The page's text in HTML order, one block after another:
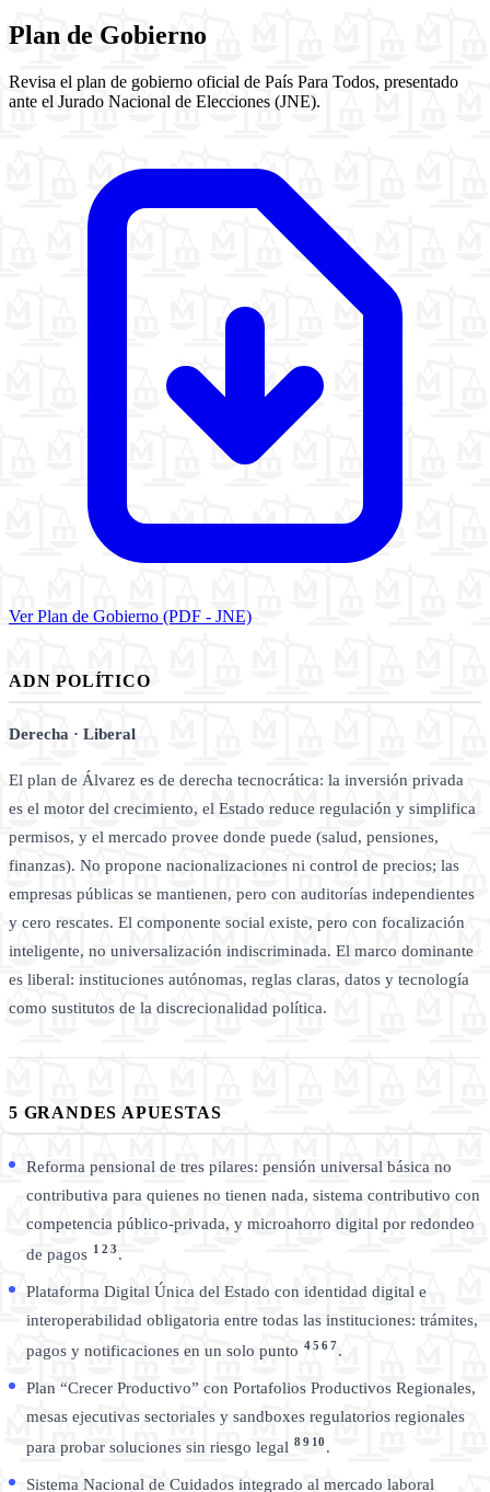
Plan de Gobierno
Revisa el plan de gobierno oficial de País Para Todos, presentado
ante el Jurado Nacional de Elecciones (JNE).
Ver Plan de Gobierno (PDF - JNE)
ADN POLÍTICO
Derecha · Liberal
El plan de Álvarez es de derecha tecnocrática: la inversión privada
es el motor del crecimiento, el Estado reduce regulación y simplifica
permisos, y el mercado provee donde puede (salud, pensiones,
finanzas). No propone nacionalizaciones ni control de precios; las
empresas públicas se mantienen, pero con auditorías independientes
y cero rescates. El componente social existe, pero con focalización
inteligente, no universalización indiscriminada. El marco dominante
es liberal: instituciones autónomas, reglas claras, datos y tecnología
como sustitutos de la discrecionalidad política.
5 GRANDES APUESTAS
Reforma pensional de tres pilares: pensión universal básica no
contributiva para quienes no tienen nada, sistema contributivo con
competencia público-privada, y microahorro digital por redondeo
de pagos 1 2 3.
Plataforma Digital Única del Estado con identidad digital e
interoperabilidad obligatoria entre todas las instituciones: trámites,
pagos y notificaciones en un solo punto 45 67.
Plan “Crecer Productivo” con Portafolios Productivos Regionales,
mesas ejecutivas sectoriales y sandboxes regulatorios regionales
para probar soluciones sin riesgo legal 8 9 10 .
Sistema Nacional de Cuidados integrado al mercado laboral